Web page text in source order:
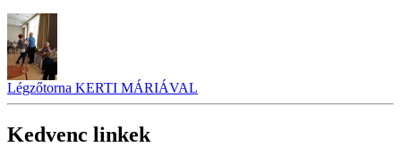
Légzőtorna KERTI MÁRIÁVAL
Kedvenc linkek